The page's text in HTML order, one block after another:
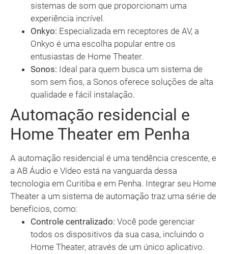
sistemas de som que proporcionam uma
experiência incrível.
Onkyo: Especializada em receptores de AV, a
Onkyo é uma escolha popular entre os
entusiastas de Home Theater.
Sonos: Ideal para quem busca um sistema de
som sem fios, a Sonos oferece soluções de alta
qualidade e fácil instalação.
Automação residencial e
Home Theater em Penha
A automação residencial é uma tendência crescente, e
a AB Áudio e Vídeo está na vanguarda dessa
tecnologia em Curitiba e em Penha. Integrar seu Home
Theater a um sistema de automação traz uma série de
benefícios, como:
Controle centralizado: Você pode gerenciar
todos os dispositivos da sua casa, incluindo o
Home Theater, através de um único aplicativo.